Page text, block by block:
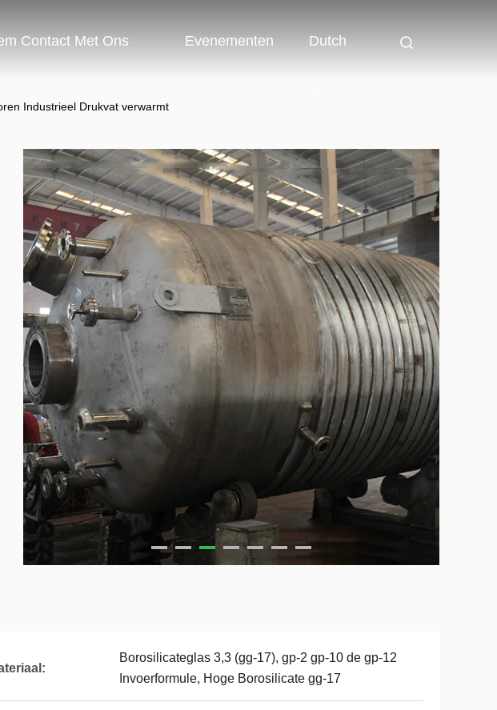
Contact Met Ons Evenementen Dutch
Industrieel Drukvat verwarmt
Borosilicateglas 3,3 (gg-17), gp-2 gp-10 de gp-12
Invoerformule, Hoge Borosilicate gg-17